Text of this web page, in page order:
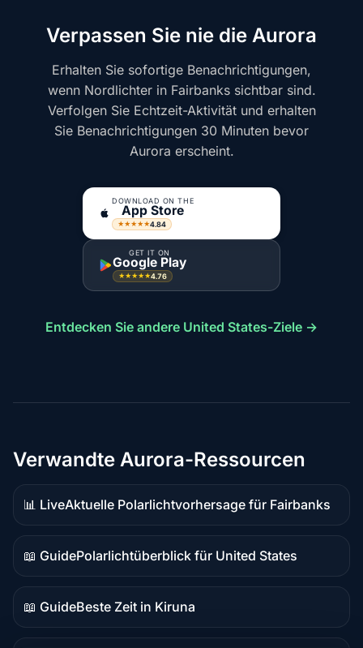
Verpassen Sie nie die Aurora
Erhalten Sie sofortige Benachrichtigungen,
wenn Nordlichter in Fairbanks sichtbar sind.
Verfolgen Sie Echtzeit-Aktivität und erhalten
Sie Benachrichtigungen 30 Minuten bevor
Aurora erscheint.
DOWNLOAD ON THE
App Store
★★★★★4.84
GET IT ON
Google Play
★★★★★4.76
Entdecken Sie andere United States-Ziele →
Verwandte Aurora-Ressourcen
📊 Live
Live-
Daten
Aktuelle Polarlichtvorhersage für Fairbanks
📖 Guide
Guide-
Inhalt
Polarlichtüberblick für United States
📖 Guide
Guide-
Beste Zeit in Kiruna